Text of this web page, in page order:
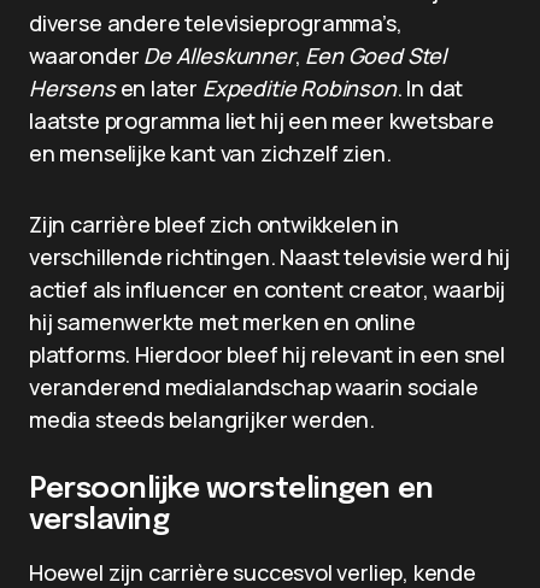
diverse andere televisieprogramma’s,
waaronder De Alleskunner, Een Goed Stel
Hersensen later Expeditie Robinson. In dat
laatste programma liet hij een meer kwetsbare
en menselijke kant van zichzelf zien.
Zijn carrière bleef zich ontwikkelen in
verschillende richtingen. Naast televisie werd hij
actief als influencer en content creator, waarbij
hij samenwerkte met merken en online
platforms. Hierdoor bleef hij relevant in een snel
veranderend medialandschap waarin sociale
media steeds belangrijker werden.
Persoonlijke worstelingen en
verslaving
Hoewel zijn carrière succesvol verliep, kende